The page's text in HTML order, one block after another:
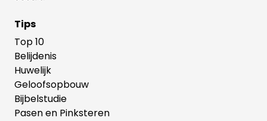
Tips
Top 10
Belijdenis
Huwelijk
Geloofsopbouw
Bijbelstudie
Pasen en Pinksteren